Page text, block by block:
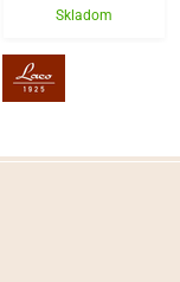
Skladom